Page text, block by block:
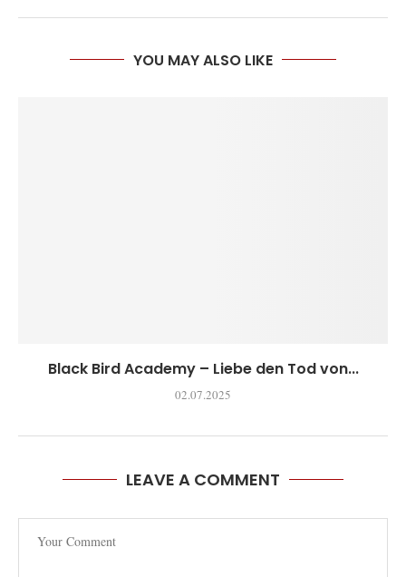
YOU MAY ALSO LIKE
Black Bird Academy – Liebe den Tod von...
02.07.2025
LEAVE A COMMENT